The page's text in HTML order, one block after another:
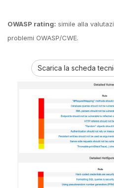
OWASP rating: simile alla
problemi OWASP/CWE.
Scarica la scheda